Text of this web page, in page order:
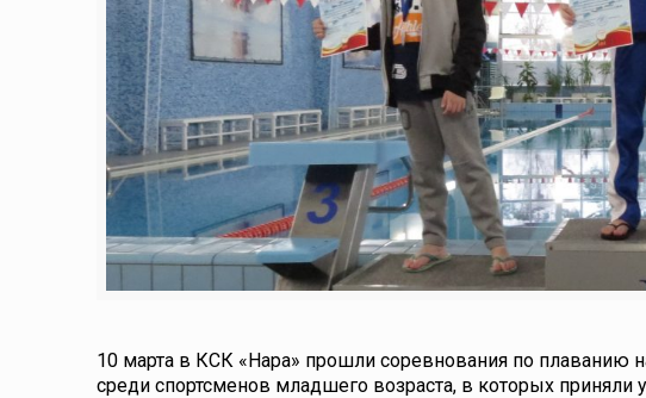
10 марта в КСК «Нара» прошли соревнования по
среди спортсменов младшего возраста, в которых приняли